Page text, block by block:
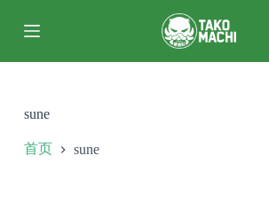
过
sune
首页 sune